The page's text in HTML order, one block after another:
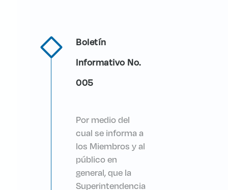
Boletín
Informativo No.
005
Por medio del
cual se informa a
los Miembros y al
público en
general, que la
Superintendencia